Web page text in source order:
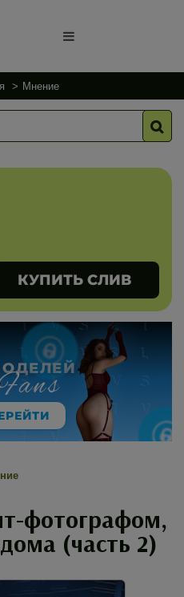
Мнение
КУПИТЬ СЛИВ
фотографом,
(часть 2)